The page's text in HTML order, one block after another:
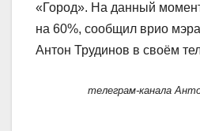
«Город». На данный
на 60%, сообщил врио
Антон Трудинов в своём
телеграм-канала